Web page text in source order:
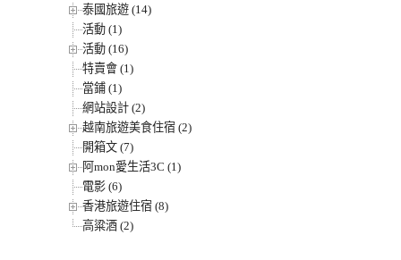
泰國旅遊 (14)
活動 (1)
活動 (16)
特賣會 (1)
當鋪 (1)
網站設計 (2)
越南旅遊美食住宿 (2)
開箱文 (7)
阿mon愛生活3C (1)
電影 (6)
香港旅遊住宿 (8)
高粱酒 (2)